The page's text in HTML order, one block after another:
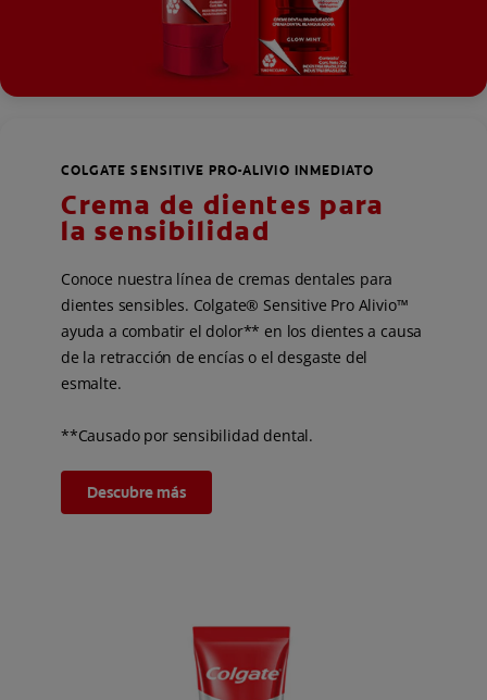
COLGATE SENSITIVE PRO-ALIVIO INMEDIATO
Crema de dientes para
la sensibilidad
Conoce nuestra línea de cremas dentales para
dientes sensibles. Colgate® Sensitive Pro Alivio™
ayuda a combatir el dolor** en los dientes a causa
de la retracción de encías o el desgaste del
esmalte.
**Causado por sensibilidad dental.
Descubre más